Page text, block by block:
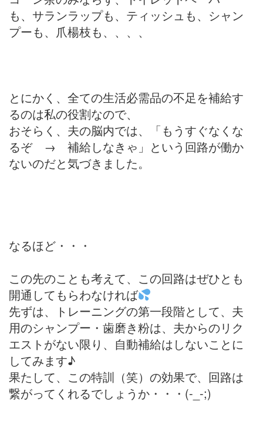
も、サランラップも、ティッシュも、シャン
プーも、爪楊枝も、、、、
とにかく、全ての生活必需品の不足を補給す
るのは私の役割なので、
おそらく、夫の脳内では、「もうすぐなくな
るぞ → 補給しなきゃ」という回路が働か
ないのだと気づきました。
なるほど・・・
この先のことも考えて、この回路はぜひとも
開通してもらわなければ
先ずは、トレーニングの第一段階として、夫
用のシャンプー・歯磨き粉は、夫からのリク
エストがない限り、自動補給はしないことに
してみます♪
果たして、この特訓（笑）の効果で、回路は
繋がってくれるでしょうか・・・(-_-;)